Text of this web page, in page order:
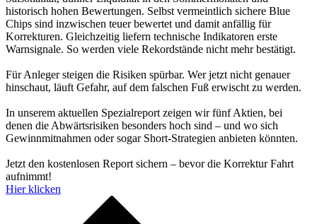
historisch hohen Bewertungen. Selbst vermeintlich sichere Blue
Chips sind inzwischen teuer bewertet und damit anfällig für
Korrekturen. Gleichzeitig liefern technische Indikatoren erste
Warnsignale. So werden viele Rekordstände nicht mehr bestätigt.
Für Anleger steigen die Risiken spürbar. Wer jetzt nicht genauer
hinschaut, läuft Gefahr, auf dem falschen Fuß erwischt zu werden.
In unserem aktuellen Spezialreport zeigen wir fünf Aktien, bei
denen die Abwärtsrisiken besonders hoch sind – und wo sich
Gewinnmitnahmen oder sogar Short-Strategien anbieten könnten.
Jetzt den kostenlosen Report sichern – bevor die Korrektur Fahrt
aufnimmt!
Hier klicken